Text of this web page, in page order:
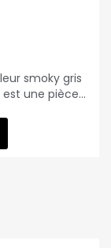
smoky gris
une pièce
soudés,
Au